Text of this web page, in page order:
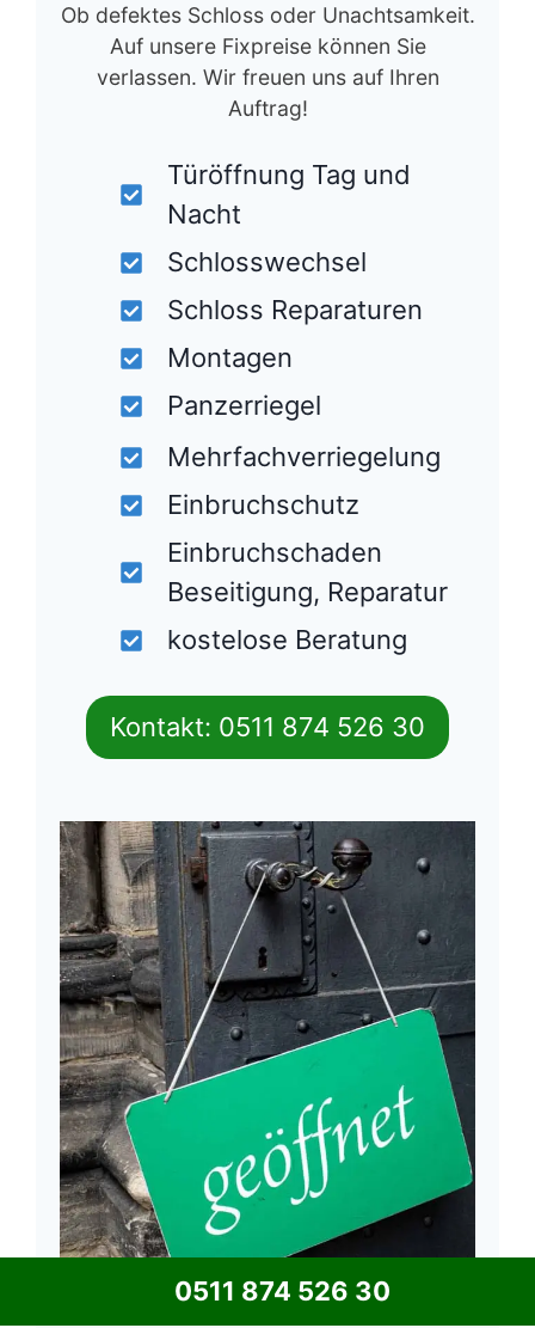
Ob defektes Schloss oder Unachtsamkeit.
Auf unsere Fixpreise können Sie
verlassen. Wir freuen uns auf Ihren
Auftrag!
Türöffnung Tag und
Nacht
Schlosswechsel
Schloss Reparaturen
Montagen
Panzerriegel
Mehrfachverriegelung
Einbruchschutz
Einbruchschaden
Beseitigung, Reparatur
kostelose Beratung
Kontakt: 0511 874 526 30
Wir haben 24 Stunden am tag für
0511 874 526 30